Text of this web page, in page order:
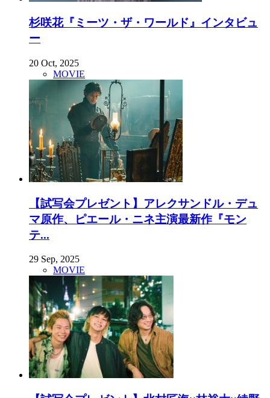
杉咲花『ミーツ・ザ・ワールド』インタビュ
ー
20 Oct, 2025
MOVIE
【試写会プレゼント】アレクサンドル・デュ
マ原作、ピエール・ニネ主演最新作『モン
テ...
29 Sep, 2025
MOVIE